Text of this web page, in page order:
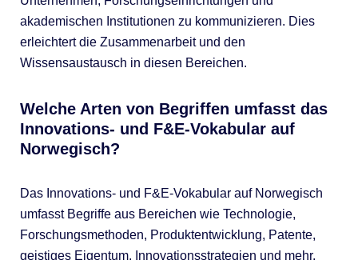
akademischen Institutionen zu kommunizieren. Dies
erleichtert die Zusammenarbeit und den
Wissensaustausch in diesen Bereichen.
Welche Arten von Begriffen umfasst das
Innovations- und F&E-Vokabular auf
Norwegisch?
Das Innovations- und F&E-Vokabular auf Norwegisch
umfasst Begriffe aus Bereichen wie Technologie,
Forschungsmethoden, Produktentwicklung, Patente,
geistiges Eigentum, Innovationsstrategien und mehr.